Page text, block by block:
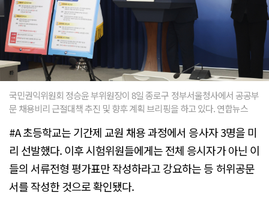
국민권익위원회 정승윤 부위원장이 8일 종로구 정부서울청사에서 공공부
문 채용비리 근절대책 추진 및 향후 계획 브리핑을 하고 있다. 연합뉴스
#A 초등학교는 기간제 교원 채용 과정에서 응사자 3명을 미
리 선발했다. 이후 시험위원들에게는 전체 응시자가 아닌 이
들의 서류전형 평가표만 작성하라고 강요하는 등 허위공문
서를 작성한 것으로 확인됐다.